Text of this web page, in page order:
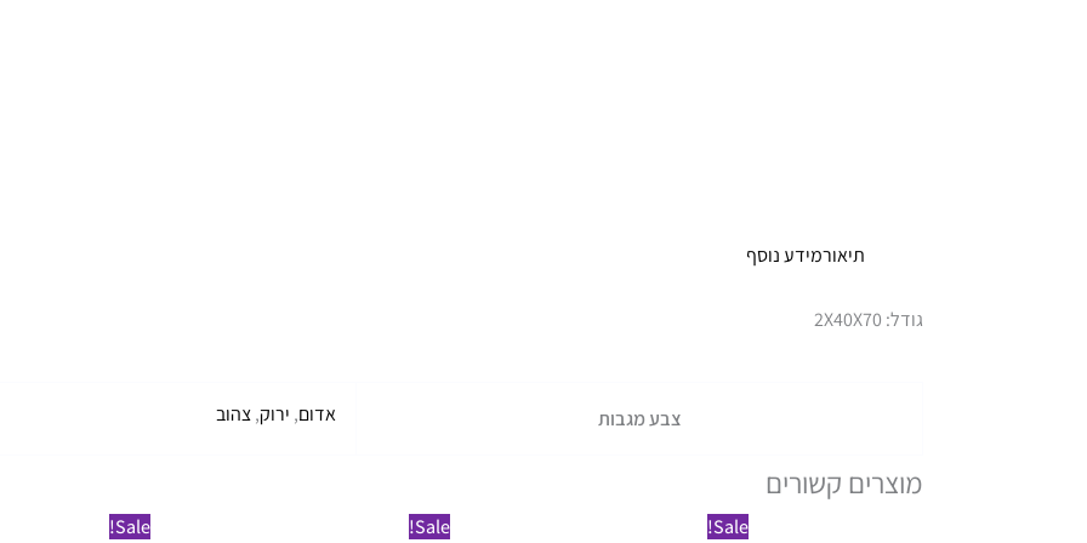
תיאורמידע נוסף
גודל: 2X40X70
צבע מגבות אדום, ירוק,צהוב
מוצרים קשורים
Sale!
Sale!
Sale!